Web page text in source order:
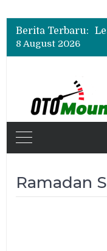
Berita Terbaru:
8 August 2026
Ramadan